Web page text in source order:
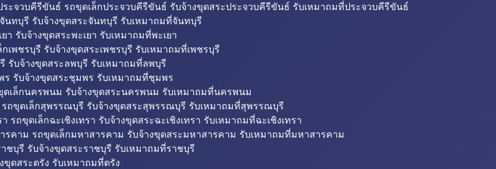
ะจวบคีรีขันธ์ รถขุดเล็กประจวบคีรีขันธ์ รับจ้างขุดสระประจวบคีรีขันธ์ รับเหมาถมที่ประจวบคีรีขันธ์
นทบุรี รับจ้างขุดสระจันทบุรี รับเหมาถมที่จันทบุรี
า รับจ้างขุดสระพะเยา รับเหมาถมที่พะเยา
เพชรบุรี รับจ้างขุดสระเพชรบุรี รับเหมาถมที่เพชรบุรี
รับจ้างขุดสระลพบุรี รับเหมาถมที่ลพบุรี
รับจ้างขุดสระชุมพร รับเหมาถมที่ชุมพร
เล็กนครพนม รับจ้างขุดสระนครพนม รับเหมาถมที่นครพนม
ขุดเล็กสุพรรณบุรี รับจ้างขุดสระสุพรรณบุรี รับเหมาถมที่สุพรรณบุรี
รถขุดเล็กฉะเชิงเทรา รับจ้างขุดสระฉะเชิงเทรา รับเหมาถมที่ฉะเชิงเทรา
คาม รถขุดเล็กมหาสารคาม รับจ้างขุดสระมหาสารคาม รับเหมาถมที่มหาสารคาม
ชบุรี รับจ้างขุดสระราชบุรี รับเหมาถมที่ราชบุรี
ขุดสระตรัง รับเหมาถมที่ตรัง